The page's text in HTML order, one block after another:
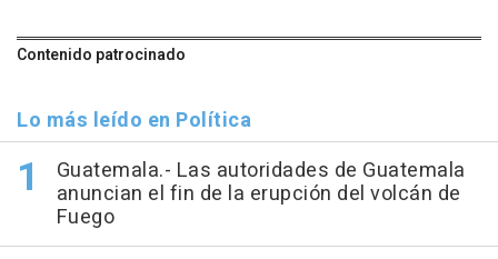
Contenido patrocinado
Lo más leído en Política
Guatemala.- Las autoridades de Guatemala
anuncian el fin de la erupción del volcán de
Fuego